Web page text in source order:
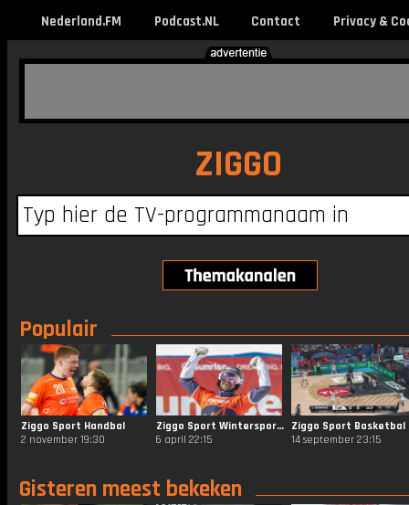
Nederland.FM Podcast.NL Contact Privacy &
ZIGGO
Populair
Ziggo Sport Handbal
2 november 19:30
Ziggo Sport Wintersporten
6 april 22:15
Ziggo Sport Basketbal
14 september 23:15
Gisteren meest bekeken